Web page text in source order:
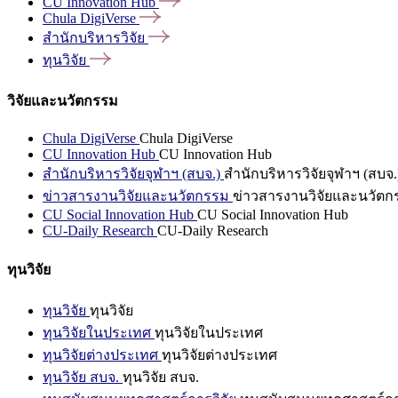
Chula DigiVerse
สำนักบริหารวิจัย
ทุนวิจัย
วิจัยและนวัตกรรม
Chula DigiVerse Chula DigiVerse
CU Innovation Hub CU Innovation Hub
สำนักบริหารวิจัยจุฬาฯ (สบจ.) สำนักบริหารวิจัยจุฬาฯ (สบจ
ข่าวสารงานวิจัยและนวัตกรรม ข่าวสารงานวิจัยและนวัตก
CU Social Innovation Hub CU Social Innovation Hub
CU-Daily Research CU-Daily Research
ทุนวิจัย
ทุนวิจัย ทุนวิจัย
ทุนวิจัยในประเทศ ทุนวิจัยในประเทศ
ทุนวิจัยต่างประเทศ ทุนวิจัยต่างประเทศ
ทุนวิจัย สบจ. ทุนวิจัย สบจ.